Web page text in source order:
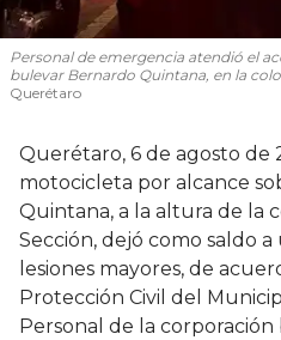
Personal de emergencia atendió el
bulevar Bernardo Quintana, en la
Querétaro
Querétaro, 6 de agosto de
motocicleta por alcance
Quintana, a la altura de la
Sección, dejó como saldo
lesiones mayores, de
Protección Civil del
Personal de la